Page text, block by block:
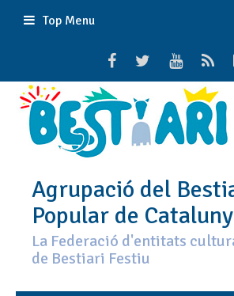
Top Menu
Agrupació del
Popular de
La Federació d'entitats
de Bestiari Festiu